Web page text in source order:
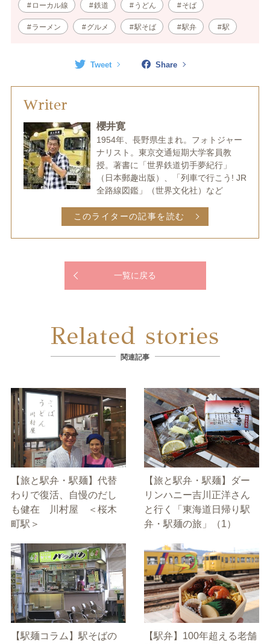
ローカル線 鉄道 うどん そば
ラーメン グルメ 駅そば 駅弁 駅
Tweet Share
Writer
櫻井寛
1954年、長野県生まれ。フォトジャー
ナリスト。東京交通短期大学客員教
授。著書に「世界鉄道切手夢紀行」
（日本郵趣出版）、「列車で行こう! JR
全路線図鑑」（世界文化社）など
このライターの記事を読む
一覧に戻る
Related stories
関連記事
【旅と駅弁・駅麺】代替
わりで復活、自慢のだし
も健在 川村屋 ＜桜木
町駅＞
【旅と駅弁・駅麺】ダー
リンハニー吉川正洋さん
と行く「東海道日帰り駅
弁・駅麺の旅」（1）
【駅麺コラム】駅そばの
【駅弁】100年超える老舗